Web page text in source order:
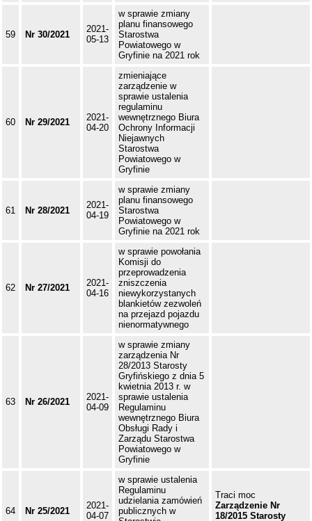
59 Nr 30/2021
2021-
05-13
w sprawie zmiany
planu finansowego
Starostwa
Powiatowego w
Gryfinie na 2021 rok
60 Nr 29/2021
2021-
04-20
zmieniające
zarządzenie w
sprawie ustalenia
regulaminu
wewnętrznego Biura
Ochrony Informacji
Niejawnych
Starostwa
Powiatowego w
Gryfinie
61 Nr 28/2021
2021-
04-19
w sprawie zmiany
planu finansowego
Starostwa
Powiatowego w
Gryfinie na 2021 rok
62 Nr 27/2021
2021-
04-16
w sprawie powołania
Komisji do
przeprowadzenia
zniszczenia
niewykorzystanych
blankietów zezwoleń
na przejazd pojazdu
nienormatywnego
63 Nr 26/2021
2021-
04-09
w sprawie zmiany
zarządzenia Nr
28/2013 Starosty
Gryfińskiego z dnia 5
kwietnia 2013 r. w
sprawie ustalenia
Regulaminu
wewnętrznego Biura
Obsługi Rady i
Zarządu Starostwa
Powiatowego w
Gryfinie
64 Nr 25/2021
2021-
04-07
w sprawie ustalenia
Regulaminu
udzielania zamówień
publicznych w
Traci moc
Zarządzenie Nr
18/2015 Starosty